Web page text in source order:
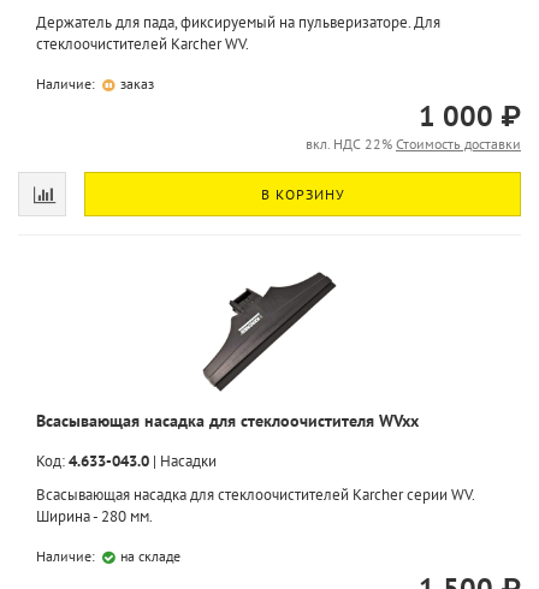
Держатель для пада, фиксируемый на пульверизаторе. Для
стеклоочистителей Karcher WV.
Наличие: заказ
1 000 ₽
вкл. НДС 22% Стоимость доставки
В КОРЗИНУ
Всасывающая насадка для стеклоочистителя WVxx
Код:4.633-043.0 | Насадки
Всасывающая насадка для стеклоочистителей Karcher серии WV.
Ширина - 280 мм.
Наличие: на складе